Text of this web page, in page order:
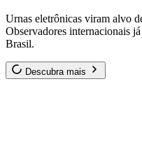
Urnas eletrônicas viram alvo
Observadores internacionais
Brasil.
Descubra mais